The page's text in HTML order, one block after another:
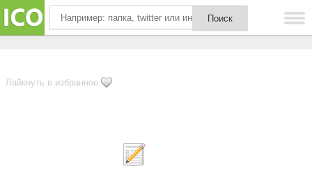
Лайкнуть в избранное